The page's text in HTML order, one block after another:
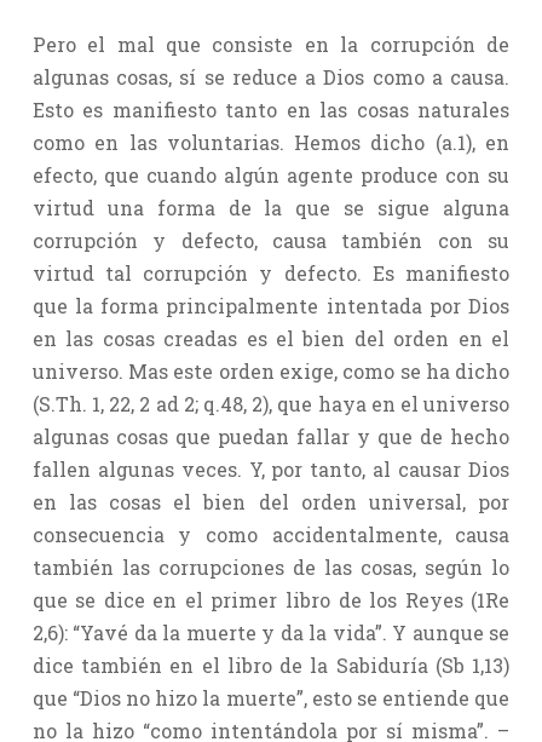
Pero el mal que consiste en la corrupción de
algunas cosas, sí se reduce a Dios como a causa.
Esto es manifiesto tanto en las cosas naturales
como en las voluntarias. Hemos dicho (a.1), en
efecto, que cuando algún agente produce con su
virtud una forma de la que se sigue alguna
corrupción y defecto, causa también con su
virtud tal corrupción y defecto. Es manifiesto
que la forma principalmente intentada por Dios
en las cosas creadas es el bien del orden en el
universo. Mas este orden exige, como se ha dicho
(S.Th. 1, 22, 2 ad 2; q.48, 2), que haya en el universo
algunas cosas que puedan fallar y que de hecho
fallen algunas veces. Y, por tanto, al causar Dios
en las cosas el bien del orden universal, por
consecuencia y como accidentalmente, causa
también las corrupciones de las cosas, según lo
que se dice en el primer libro de los Reyes (1Re
2,6): “Yavé da la muerte y da la vida”. Y aunque se
dice también en el libro de la Sabiduría (Sb 1,13)
que “Dios no hizo la muerte”, esto se entiende que
no la hizo “como intentándola por sí misma”. –